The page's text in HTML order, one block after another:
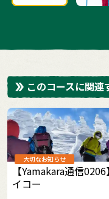
このコースに関連
大切なお知らせ
【Yamakara通信
イコー